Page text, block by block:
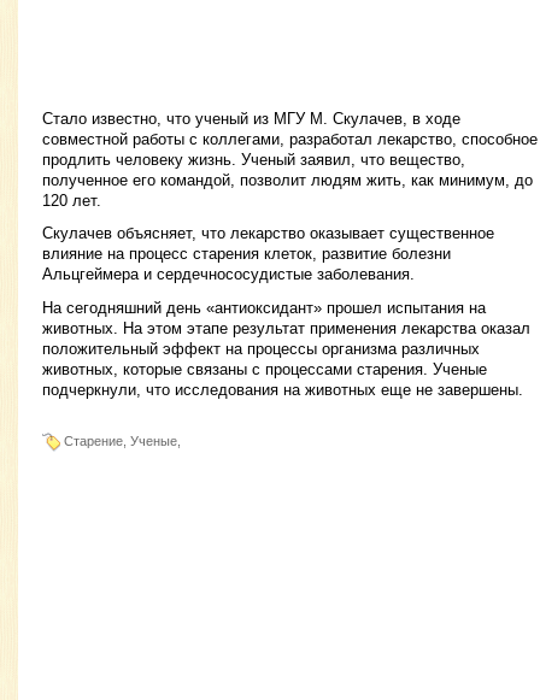
Стало известно, что ученый из МГУ М. Скулачев, в ходе
совместной работы с коллегами, разработал лекарство, способное
продлить человеку жизнь. Ученый заявил, что вещество,
полученное его командой, позволит людям жить, как минимум, до
120 лет.
Скулачев объясняет, что лекарство оказывает существенное
влияние на процесс старения клеток, развитие болезни
Альцгеймера и сердечнососудистые заболевания.
На сегодняшний день «антиоксидант» прошел испытания на
животных. На этом этапе результат применения лекарства оказал
положительный эффект на процессы организма различных
животных, которые связаны с процессами старения. Ученые
подчеркнули, что исследования на животных еще не завершены.
Старение, Ученые,